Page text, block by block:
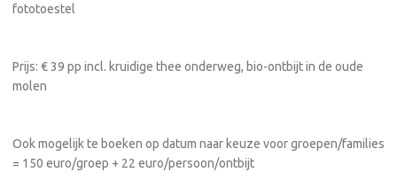
fototoestel
Prijs: € 39 pp incl. kruidige thee onderweg, bio-ontbijt in de oude
molen
Ook mogelijk te boeken op datum naar keuze voor groepen/families
= 150 euro/groep + 22 euro/persoon/ontbijt